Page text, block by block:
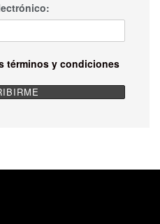
términos y condiciones